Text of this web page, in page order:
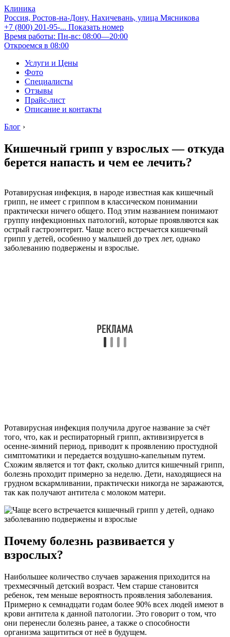
Клиника
Россия, Ростов-на-Дону, Нахичевань, улица Мясникова
+7 (800) 201-95-... Показать номер
Время работы: Пн-вс: 08:00—20:00
Откроемся в 08:00
Услуги и Цены
Фото
Специалисты
Отзывы
Прайс-лист
Описание и контакты
Блог ›
Кишечный грипп у взрослых — откуда
берется напасть и чем ее лечить?
Ротавирусная инфекция, в народе известная как кишечный
грипп, не имеет с гриппом в классическом понимании
практически ничего общего. Под этим названием понимают
группу инфекционных патологий, которые проявляются как
острый гастроэнтерит. Чаще всего встречается кишечный
грипп у детей, особенно у малышей до трех лет, однако
заболеванию подвержены и взрослые.
Ротавирусная инфекция получила другое название за счёт
того, что, как и респираторный грипп, активизируется в
осенне-зимний период, приводит к проявлению простудной
симптоматики и передается воздушно-капельным путем.
Схожим является и тот факт, сколько длится кишечный грипп,
болезнь проходит примерно за неделю. Дети, находящиеся на
грудном вскармливании, практически никогда не заражаются,
так как получают антитела с молоком матери.
Почему болезнь развивается у
взрослых?
Наибольшее количество случаев заражения приходится на
трехмесячный детский возраст. Чем старше становится
ребенок, тем меньше вероятность проявления заболевания.
Примерно к семнадцати годам более 90% всех людей имеют в
крови антитела к данной патологии. Это говорит о том, что
они перенесли болезнь ранее, а также о способности
организма защититься от неё в будущем.